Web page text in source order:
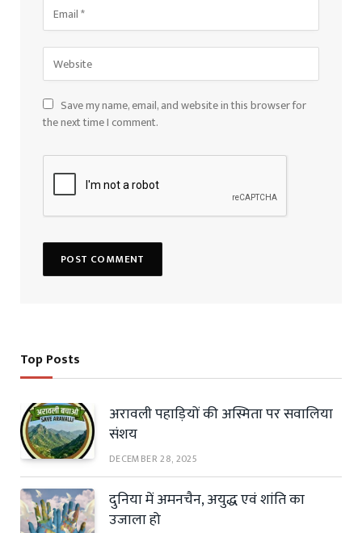
Save my name, email, and website in this browser for
the next time I comment.
Top Posts
अरावली पहाड़ियों की अस्मिता पर सवालिया
संशय
DECEMBER 28, 2025
दुनिया में अमनचैन, अयुद्ध एवं शांति का
उजाला हो